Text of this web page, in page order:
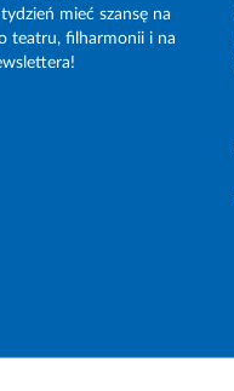
mieć szansę na
teatru, filharmonii i na